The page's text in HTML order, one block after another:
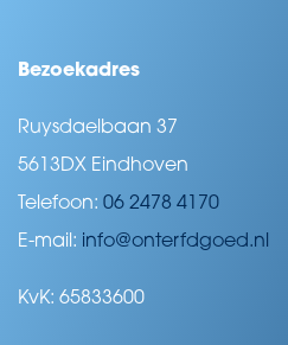
Bezoekadres
Ruysdaelbaan 37
5613DX Eindhoven
Telefoon: 06 2478 4170
E-mail: info@onterfdgoed.nl
KvK: 65833600